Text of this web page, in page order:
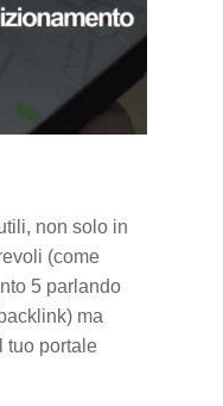
non solo in
(come
5 parlando
ma
tuo portale